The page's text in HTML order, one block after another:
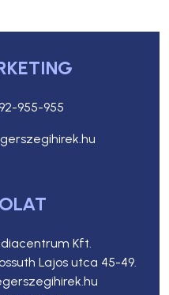
955-955
Kft.
Lajos utca 45-49.